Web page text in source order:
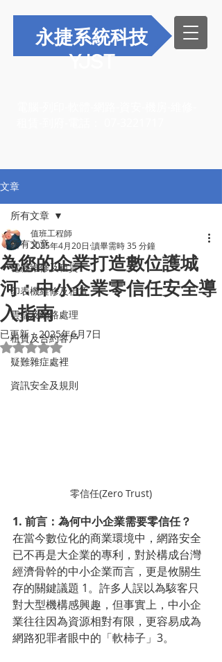
永捷系統科技
YJST
文章
所有文章
電腦維修及租賃
印表機維修及租賃
雲端及網路處理
租賃及合約客戶
疑難雜症處裡
資訊安全及規則
所有文章
為您的企業打造數位護城
河：中小企業零信任安全導
入指南
值班工程師
2025年4月20日 讀畢需時 35 分鐘
已更新：2025年6月7日
評等為 NaN（最高為 5 顆星）。
零信任(Zero Trust)
1. 前言：為何中小企業需要零信任？
在當今數位化的商業環境中，網路安全
已不再是大企業的專利，對於構成台灣
經濟骨幹的中小企業而言，更是攸關生
存的關鍵議題 1。許多人誤以為駭客只
對大型機構感興趣，但事實上，中小企
業往往因為資源相對有限，更容易成為
網路犯罪者眼中的「軟柿子」3。